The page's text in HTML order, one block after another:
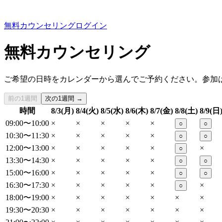
無料カウンセリングログイン
無料カウンセリング
ご希望の日時をカレンダーから選んでご予約ください。参加
前の1週間 次の1週間 →
時間 8/3(月) 8/4(火) 8/5(水) 8/6(木) 8/7(金) 8/8(土) 8/9(日)
09:00〜10:00 × × × × × ○ ○
10:30〜11:30 × × × × × ○ ○
12:00〜13:00 × × × × × ○
×
13:30〜14:30 × × × × × ○ ○
15:00〜16:00 × × × × × ○ ○
16:30〜17:30 × × × × × ○
×
18:00〜19:00 × × × × × ×
×
19:30〜20:30 × × × × × ×
×